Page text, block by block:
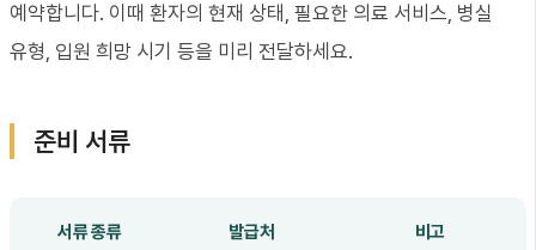
예약합니다. 이때 환자의 현재 상태, 필요한 의료 서비스, 병실
유형, 입원 희망 시기 등을 미리 전달하세요.
준비 서류
서류 종류 발급처 비고